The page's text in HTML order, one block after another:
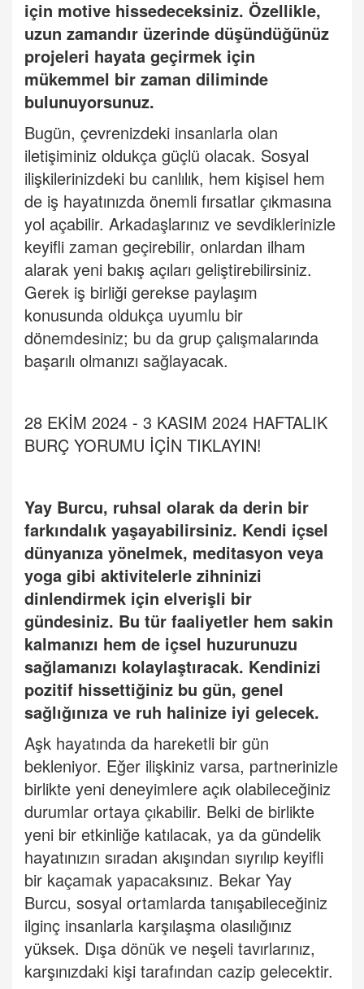
için motive hissedeceksiniz. Özellikle,
uzun zamandır üzerinde düşündüğünüz
projeleri hayata geçirmek için
mükemmel bir zaman diliminde
bulunuyorsunuz.
Bugün, çevrenizdeki insanlarla olan
iletişiminiz oldukça güçlü olacak. Sosyal
ilişkilerinizdeki bu canlılık, hem kişisel hem
de iş hayatınızda önemli fırsatlar çıkmasına
yol açabilir. Arkadaşlarınız ve sevdiklerinizle
keyifli zaman geçirebilir, onlardan ilham
alarak yeni bakış açıları geliştirebilirsiniz.
Gerek iş birliği gerekse paylaşım
konusunda oldukça uyumlu bir
dönemdesiniz; bu da grup çalışmalarında
başarılı olmanızı sağlayacak.
28 EKİM 2024 - 3 KASIM 2024 HAFTALIK
BURÇ YORUMU İÇİN TIKLAYIN!
Yay Burcu, ruhsal olarak da derin bir
farkındalık yaşayabilirsiniz. Kendi içsel
dünyanıza yönelmek, meditasyon veya
yoga gibi aktivitelerle zihninizi
dinlendirmek için elverişli bir
gündesiniz. Bu tür faaliyetler hem sakin
kalmanızı hem de içsel huzurunuzu
sağlamanızı kolaylaştıracak. Kendinizi
pozitif hissettiğiniz bu gün, genel
sağlığınıza ve ruh halinize iyi gelecek.
Aşk hayatında da hareketli bir gün
bekleniyor. Eğer ilişkiniz varsa, partnerinizle
birlikte yeni deneyimlere açık olabileceğiniz
durumlar ortaya çıkabilir. Belki de birlikte
yeni bir etkinliğe katılacak, ya da gündelik
hayatınızın sıradan akışından sıyrılıp keyifli
bir kaçamak yapacaksınız. Bekar Yay
Burcu, sosyal ortamlarda tanışabileceğiniz
ilginç insanlarla karşılaşma olasılığınız
yüksek. Dışa dönük ve neşeli tavırlarınız,
karşınızdaki kişi tarafından cazip gelecektir.